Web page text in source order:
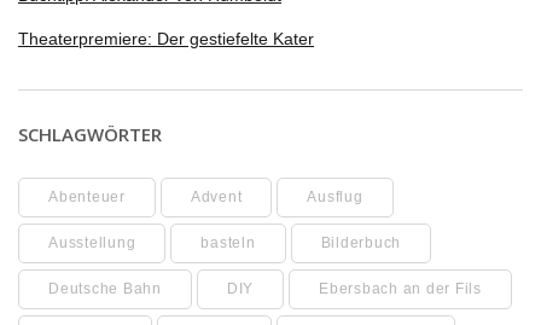
Theaterpremiere: Der gestiefelte Kater
SCHLAGWÖRTER
Abenteuer Advent Ausflug
Ausstellung basteln Bilderbuch
Deutsche Bahn DIY Ebersbach an der Fils